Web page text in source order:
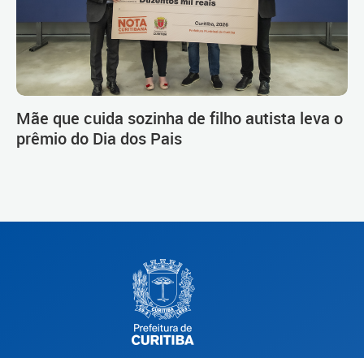
Mãe que cuida sozinha de filho autista leva o
prêmio do Dia dos Pais